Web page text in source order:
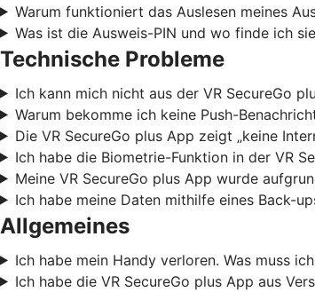
Warum funktioniert das Auslesen meines
Was ist die Ausweis-PIN und wo finde ich
Technische Probleme
Ich kann mich nicht aus der VR SecureGo
Warum bekomme ich keine Push-
Die VR SecureGo plus App zeigt „keine
Ich habe die Biometrie-Funktion in der VR
Meine VR SecureGo plus App wurde
Ich habe meine Daten mithilfe eines Back-
Allgemeines
Ich habe mein Handy verloren. Was muss
Ich habe die VR SecureGo plus App aus